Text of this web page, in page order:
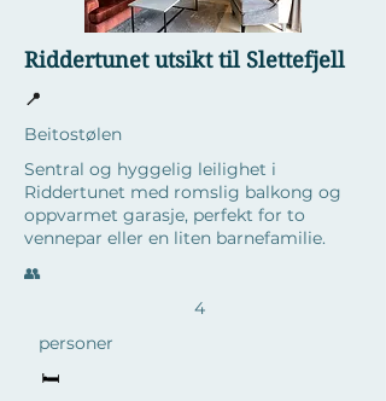
Riddertunet utsikt til Slettefjell
📍
Beitostølen
Sentral og hyggelig leilighet i
Riddertunet med romslig balkong og
oppvarmet garasje, perfekt for to
vennepar eller en liten barnefamilie.
​👥
4
personer
🛏️